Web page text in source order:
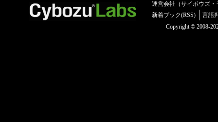
運営会社（サイボウズ・
新着ブック(RSS)
言語
Copyright © 2008-